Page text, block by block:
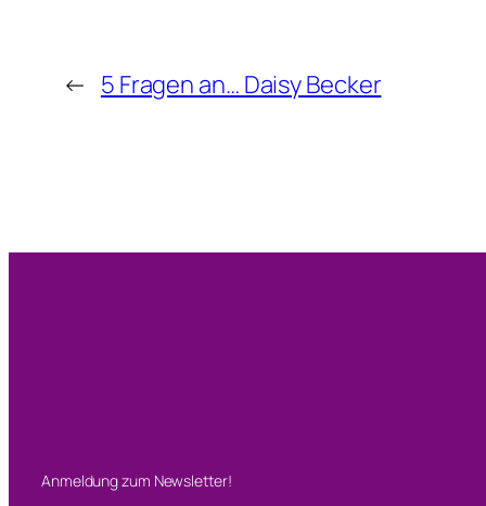
← 5 Fragen an… Daisy Becker
Anmeldung zum Newsletter!